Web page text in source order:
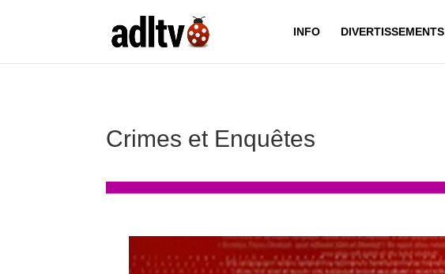
INFO DIVERTISSEMENTS
Crimes et Enquêtes